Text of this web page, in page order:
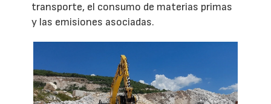
transporte, el consumo de materias primas
y las emisiones asociadas.